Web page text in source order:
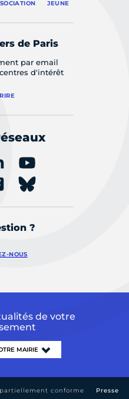
JEUNE
de Paris
par email
d'intérêt
?
NOUS
de votre
partiellement conforme Presse